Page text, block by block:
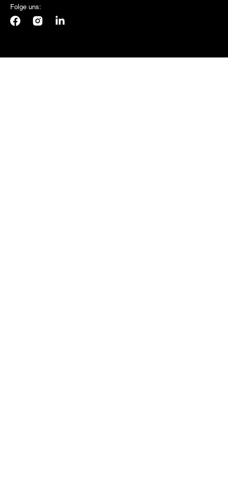
Folge uns:
FacebookInstagramLinkedIn